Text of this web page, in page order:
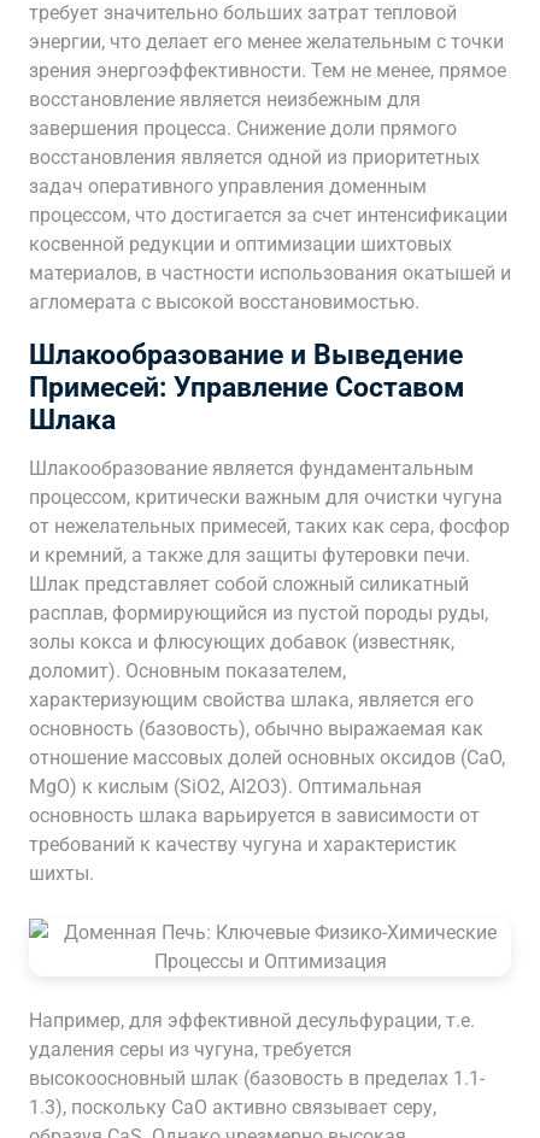
требует значительно больших затрат тепловой
энергии, что делает его менее желательным с точки
зрения энергоэффективности. Тем не менее, прямое
восстановление является неизбежным для
завершения процесса. Снижение доли прямого
восстановления является одной из приоритетных
задач оперативного управления доменным
процессом, что достигается за счет интенсификации
косвенной редукции и оптимизации шихтовых
материалов, в частности использования окатышей и
агломерата с высокой восстановимостью.
Шлакообразование и Выведение
Примесей: Управление Составом
Шлака
Шлакообразование является фундаментальным
процессом, критически важным для очистки чугуна
от нежелательных примесей, таких как сера, фосфор
и кремний, а также для защиты футеровки печи.
Шлак представляет собой сложный силикатный
расплав, формирующийся из пустой породы руды,
золы кокса и флюсующих добавок (известняк,
доломит). Основным показателем,
характеризующим свойства шлака, является его
основность (базовость), обычно выражаемая как
отношение массовых долей основных оксидов (CaO,
MgO) к кислым (SiO2, Al2O3). Оптимальная
основность шлака варьируется в зависимости от
требований к качеству чугуна и характеристик
шихты.
Например, для эффективной десульфурации, т.е.
удаления серы из чугуна, требуется
высокоосновный шлак (базовость в пределах 1.1-
1.3), поскольку CaO активно связывает серу,